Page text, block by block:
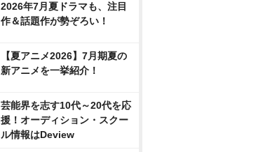
2026年7月夏ドラマも、注目
作＆話題作が勢ぞろい！
【夏アニメ2026】7月期夏の
新アニメを一挙紹介！
芸能界を志す10代～20代を応
援！オーディション・スクー
ル情報はDeview